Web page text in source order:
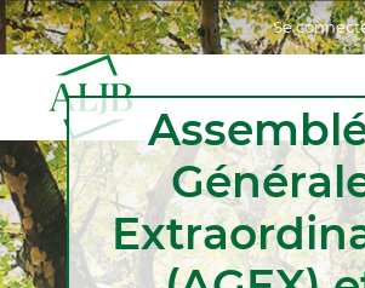
Aller
au
principal
de
Se
Navigation
principale